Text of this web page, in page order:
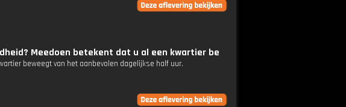
Meedoen betekent dat u al een kwartier be
beweegt van het aanbevolen dagelijkse half uur.